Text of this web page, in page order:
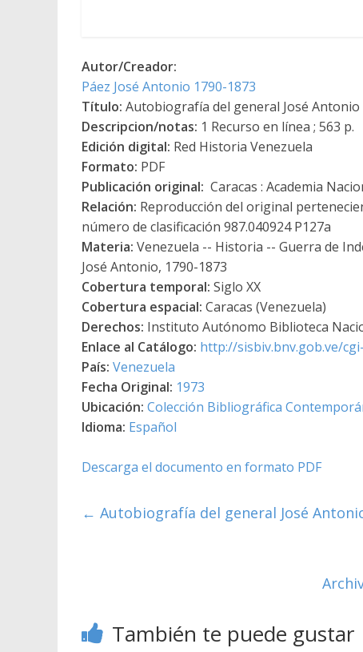
Autor/Creador:
Páez José Antonio 1790-1873
Título: Autobiografía del general José Antonio
Descripcion/notas: 1 Recurso en línea ; 563 p.
Edición digital: Red Historia Venezuela
Formato: PDF
Publicación original: Caracas : Academia
Relación: Reproducción del original
número de clasificación 987.040924 P127a
Materia: Venezuela -- Historia -- Guerra de
José Antonio, 1790-1873
Cobertura temporal: Siglo XX
Cobertura espacial: Caracas (Venezuela)
Derechos: Instituto Autónomo Biblioteca
Enlace al Catálogo: http://sisbiv.bnv.gob.ve/
País: Venezuela
Fecha Original: 1973
Ubicación: Colección Bibliográfica
Idioma: Español
Descarga el documento en formato PDF
← Autobiografía del general José
También te puede gustar